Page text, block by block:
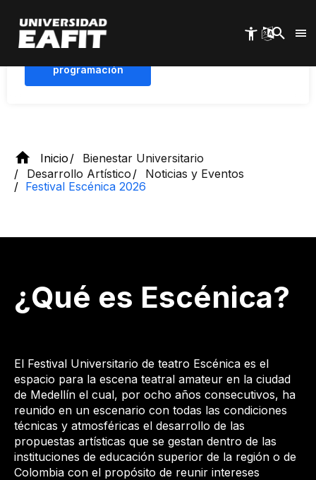
contenido
principal
programación
Inicio
Bienestar Universitario
Desarrollo Artístico
Noticias y Eventos
Festival Escénica 2026
¿Qué es E​scénica?​​
El Festival Universitario de teatro Escénica es el
espacio para la escena teatral amateur en la ciudad
de Medellín el cual, por ocho años consecutivos, ha
reunido en un escenario con todas las condiciones
técnicas y atmosféricas el desarrollo de las
propuestas artísticas que se gestan dentro de las
instituciones de educación superior de la región o de
Colombia con el propósito de reunir intereses